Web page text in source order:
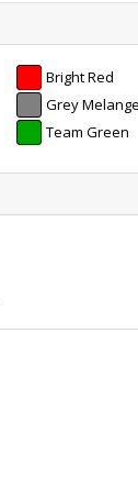
Bright Red
Grey Melange
Team Green